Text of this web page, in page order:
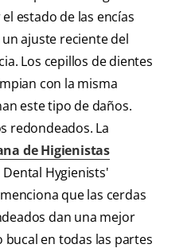
estado de las encías
ajuste reciente del
Los cepillos de dientes
con la misma
este tipo de daños.
redondeados. La
de Higienistas
Hygienists'
que las cerdas
dan una mejor
en todas las partes